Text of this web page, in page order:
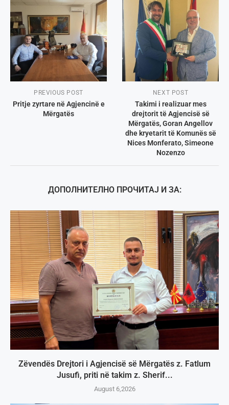
PREVIOUS POST
Pritje zyrtare në Agjencinë e
Mërgatës
NEXT POST
Takimi i realizuar mes
drejtorit të Agjencisë së
Mërgatës, Goran Angellov
dhe kryetarit të Komunës së
Nices Monferato, Simeone
Nozenzo
ДОПОЛНИТЕЛНО ПРОЧИТАЈ И ЗА:
Zëvendës Drejtori i Agjencisë së Mërgatës z. Fatlum
Jusufi, priti në takim z. Sherif...
August 6,2026